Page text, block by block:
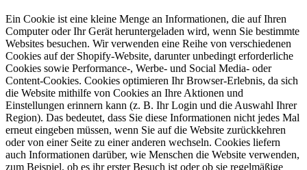
Ein Cookie ist eine kleine Menge an Informationen, die auf Ihren
Computer oder Ihr Gerät heruntergeladen wird, wenn Sie bestimmte
Websites besuchen. Wir verwenden eine Reihe von verschiedenen
Cookies auf der Shopify-Website, darunter unbedingt erforderliche
Cookies sowie Performance-, Werbe- und Social Media- oder
Content-Cookies. Cookies optimieren Ihr Browser-Erlebnis, da sich
die Website mithilfe von Cookies an Ihre Aktionen und
Einstellungen erinnern kann (z. B. Ihr Login und die Auswahl Ihrer
Region). Das bedeutet, dass Sie diese Informationen nicht jedes Mal
erneut eingeben müssen, wenn Sie auf die Website zurückkehren
oder von einer Seite zu einer anderen wechseln. Cookies liefern
auch Informationen darüber, wie Menschen die Website verwenden,
zum Beispiel, ob es ihr erster Besuch ist oder ob sie regelmäßige